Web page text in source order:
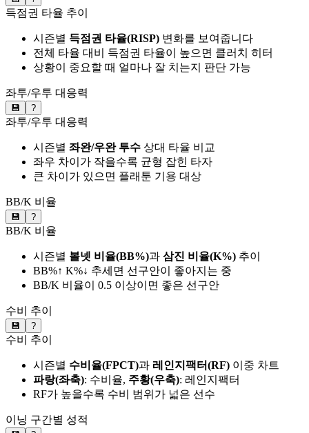
득점권 타율 추이
시즌별 득점권 타율(RISP) 변화를 보여줍니다
전체 타율 대비 득점권 타율이 높으면 클러치 히터
상황이 중요할 때 얼마나 잘 치는지 판단 가능
좌투/우투 대응력
💾 ?
좌투/우투 대응력
시즌별 좌완/우완 투수 상대 타율 비교
좌우 차이가 작을수록 균형 잡힌 타자
큰 차이가 있으면 플래툰 기용 대상
BB/K 비율
💾 ?
BB/K 비율
시즌별 볼넷 비율(BB%)과 삼진 비율(K%) 추이
BB%↑ K%↓ 추세면 선구안이 좋아지는 중
BB/K 비율이 0.5 이상이면 좋은 선구안
수비 추이
💾 ?
수비 추이
시즌별 수비율(FPCT)과 레인지팩터(RF) 이중 차트
파랑(좌축): 수비율, 주황(우축): 레인지팩터
RF가 높을수록 수비 범위가 넓은 선수
이닝 구간별 성적